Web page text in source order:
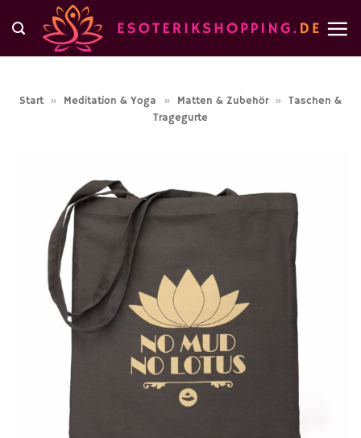
Inhalt
springen
Start » Meditation & Yoga » Matten & Zubehör » Taschen &
Tragegurte